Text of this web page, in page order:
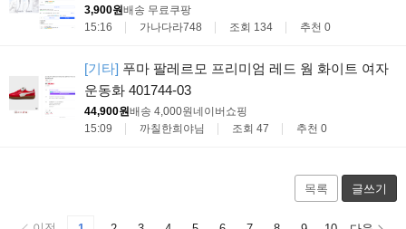
3,900원배송 무료쿠팡
15:16
가나다라748 조회 134 추천 0
[기타] 푸마 팔레르모 프리미엄 레드 웜 화이트 여자
운동화 401744-03
44,900원배송 4,000원네이버쇼핑
15:09
까칠한희야님 조회 47 추천 0
목록 글쓰기